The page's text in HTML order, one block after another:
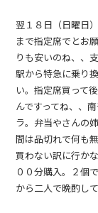
翌１８日（日曜日
まで指定席でとお
りも安いのね、、
駅から特急に乗り
い。指定席買って
んですってね、、
ラ。弁当やさんの
間は品切れで何も
買わない訳に行か
００分購入。２個
から二人で晩酌し